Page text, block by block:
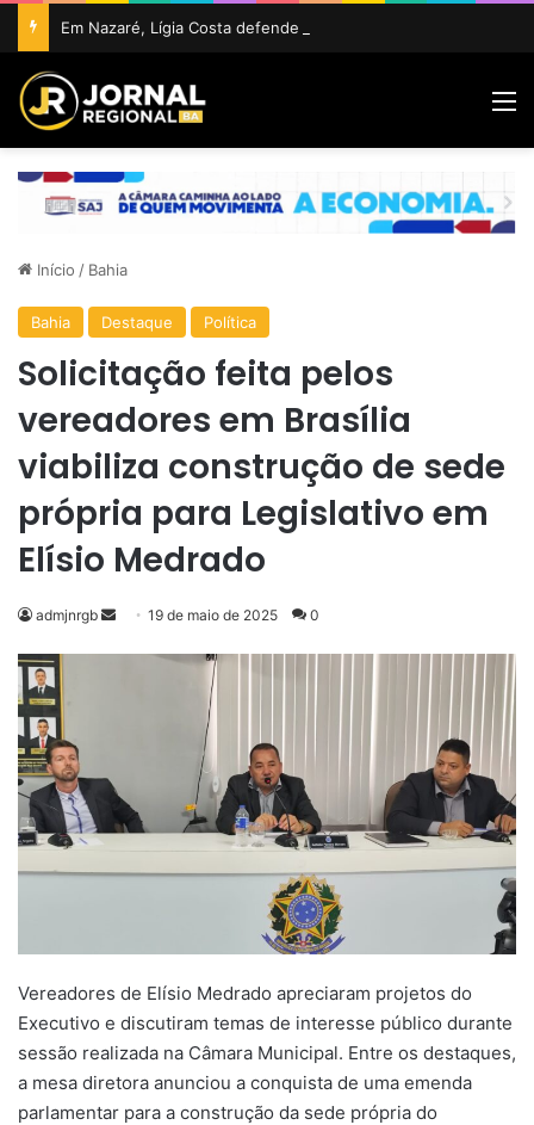
Início / Bahia
Bahia Destaque Política
Solicitação feita pelos
vereadores em Brasília
viabiliza construção de sede
própria para Legislativo em
Elísio Medrado
admjnrgb
Mande19 de maio de 2025 0
Vereadores de Elísio Medrado apreciaram projetos do
Executivo e discutiram temas de interesse público durante
sessão realizada na Câmara Municipal. Entre os destaques,
a mesa diretora anunciou a conquista de uma emenda
parlamentar para a construção da sede própria do